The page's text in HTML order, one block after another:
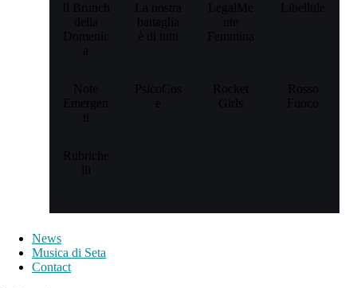
Il Brunch
della
Domenic
a
La nostra
battaglia
è di tutti
LegalMe
nte
Femmina
Libellule
Note
Emergen
PsicoCos
e
Rocket
Girls
Rosso
Fuoco
Rubriche
News
Musica di Seta
Contact